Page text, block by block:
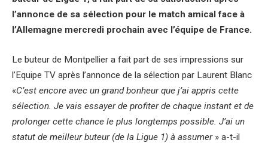
l’annonce de sa sélection pour le match amical face à
l’Allemagne mercredi prochain avec l’équipe de France.
Le buteur de Montpellier a fait part de ses impressions sur
l’Equipe TV après l’annonce de la sélection par Laurent Blanc
«C’est encore avec un grand bonheur que j’ai appris cette
sélection. Je vais essayer de profiter de chaque instant et de
prolonger cette chance le plus longtemps possible. J’ai un
statut de meilleur buteur (de la Ligue 1) à assumer» a-t-il